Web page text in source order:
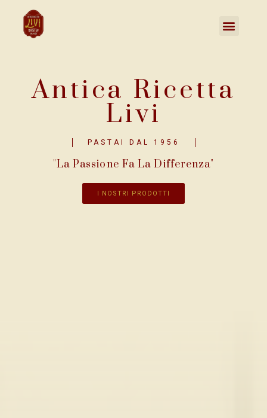
Antica Ricetta
Livi
PASTAI DAL 1956
"La Passione Fa La Differenza"
I NOSTRI PRODOTTI